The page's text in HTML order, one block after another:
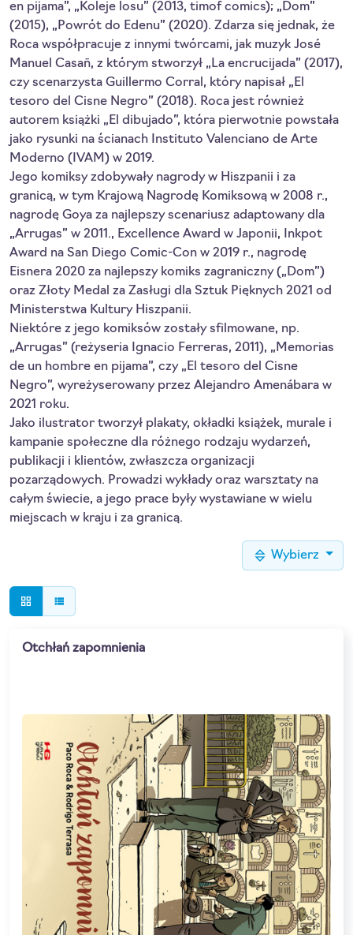
en pijama”, „Koleje losu” (2013, timof comics); „Dom”
(2015), „Powrót do Edenu” (2020). Zdarza się jednak, że
Roca współpracuje z innymi twórcami, jak muzyk José
Manuel Casañ, z którym stworzył „La encrucijada” (2017),
czy scenarzysta Guillermo Corral, który napisał „El
tesoro del Cisne Negro” (2018). Roca jest również
autorem książki „El dibujado”, która pierwotnie powstała
jako rysunki na ścianach Instituto Valenciano de Arte
Moderno (IVAM) w 2019.
Jego komiksy zdobywały nagrody w Hiszpanii i za
granicą, w tym Krajową Nagrodę Komiksową w 2008 r.,
nagrodę Goya za najlepszy scenariusz adaptowany dla
„Arrugas” w 2011., Excellence Award w Japonii, Inkpot
Award na San Diego Comic-Con w 2019 r., nagrodę
Eisnera 2020 za najlepszy komiks zagraniczny („Dom”)
oraz Złoty Medal za Zasługi dla Sztuk Pięknych 2021 od
Ministerstwa Kultury Hiszpanii.
Niektóre z jego komiksów zostały sfilmowane, np.
„Arrugas” (reżyseria Ignacio Ferreras, 2011), „Memorias
de un hombre en pijama”, czy „El tesoro del Cisne
Negro”, wyreżyserowany przez Alejandro Amenábara w
2021 roku.
Jako ilustrator tworzył plakaty, okładki książek, murale i
kampanie społeczne dla różnego rodzaju wydarzeń,
publikacji i klientów, zwłaszcza organizacji
pozarządowych. Prowadzi wykłady oraz warsztaty na
całym świecie, a jego prace były wystawiane w wielu
miejscach w kraju i za granicą.
Wybierz
grid_view view_list
Otchłań zapomnienia